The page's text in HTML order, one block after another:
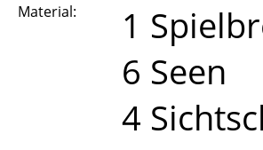
Material:
1
6 Seen
4